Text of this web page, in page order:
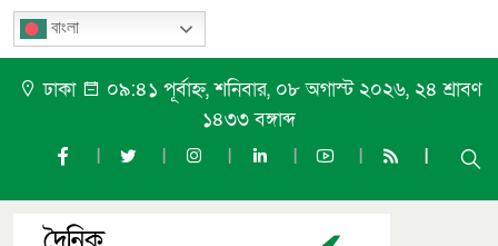
বাংলা
ঢাকা
০৯:৪১ পূর্বাহ্ন, শনিবার, ০৮ অগাস্ট ২০২৬, ২৪ শ্রাবণ
১৪৩৩ বঙ্গাব্দ